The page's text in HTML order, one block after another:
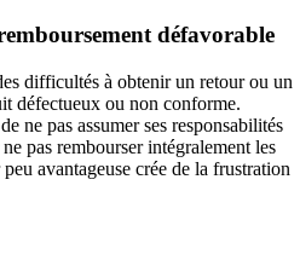
défavorable
difficultés à obtenir un retour ou un
défectueux ou non conforme.
ne pas assumer ses responsabilités
pas rembourser intégralement les
avantageuse crée de la frustration